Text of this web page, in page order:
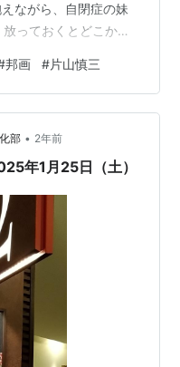
ながら、自閉症の妹
っておくとどこかに
り、時に暴力を振る
ば酷いように見える
らこうするしかない
倒を見てくれる人は
いたら心はささくれ
邦画 #片山慎三
部 • 2年前
年1月25日（土）